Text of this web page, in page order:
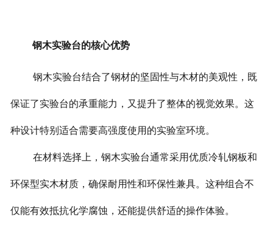
钢木实验台的核心优势
钢木实验台结合了钢材的坚固性与木材的美观性，既
保证了实验台的承重能力，又提升了整体的视觉效果。这
种设计特别适合需要高强度使用的实验室环境。
在材料选择上，钢木实验台通常采用优质冷轧钢板和
环保型实木材质，确保耐用性和环保性兼具。这种组合不
仅能有效抵抗化学腐蚀，还能提供舒适的操作体验。